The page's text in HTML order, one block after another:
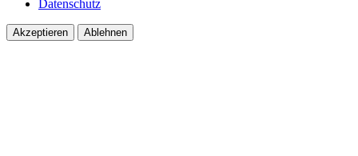
Datenschutz
Akzeptieren Ablehnen